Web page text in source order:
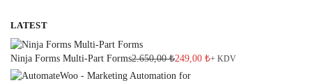
LATEST
Ninja Forms Multi-Part Forms2.650,00₺249,00 ₺+ KDV